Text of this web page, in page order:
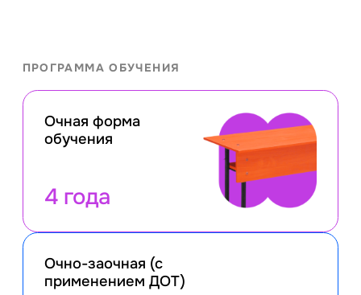
ПРОГРАММА ОБУЧЕНИЯ
Очная форма
обучения
4 года
Очно-заочная (с
применением ДОТ)